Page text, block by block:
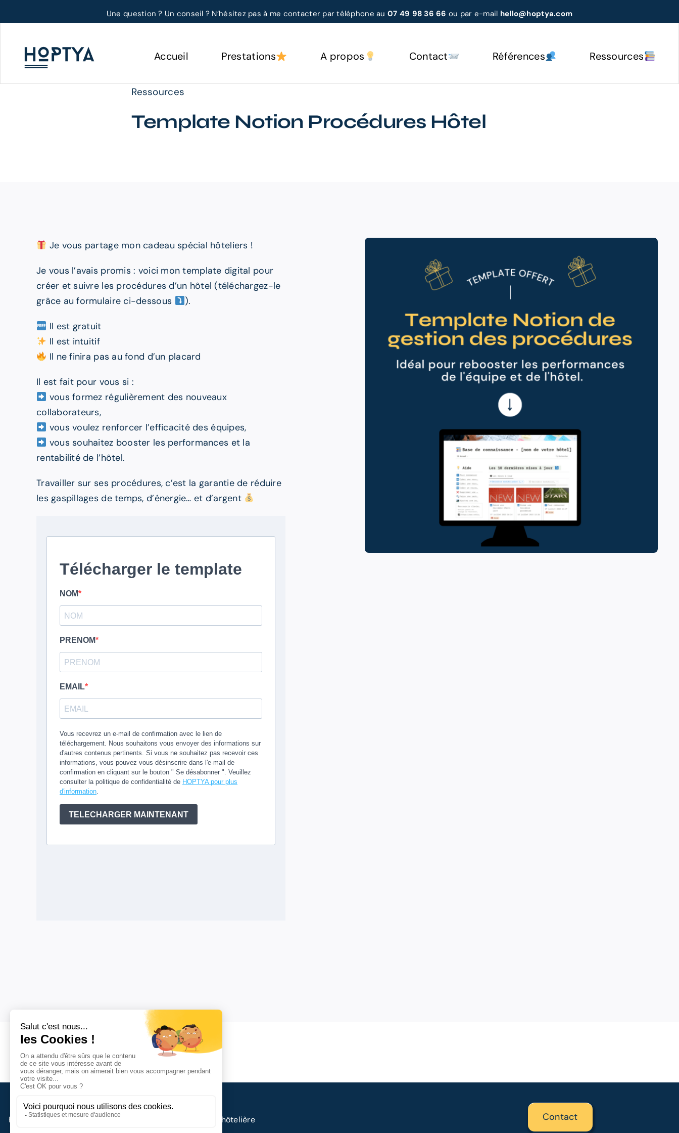
au
Une question ? Un conseil ? N’hésitez pas à me contacter par téléphone au 07 49 98 36 66 ou par e-mail hello@hoptya.com
Accueil Prestations A propos Contact Références Ressources
Ressources
Template Notion Procédures Hôtel
Je vous partage mon cadeau spécial hôteliers !
Je vous l’avais promis : voici mon template digital pour
créer et suivre les procédures d’un hôtel (téléchargez-le
grâce au formulaire ci-dessous
).
Il est gratuit
Il est intuitif
Il ne finira pas au fond d’un placard
Il est fait pour vous si :
vous formez régulièrement des nouveaux
collaborateurs,
vous voulez renforcer l’efficacité des équipes,
vous souhaitez booster les performances et la
rentabilité de l’hôtel.
Travailler sur ses procédures, c’est la garantie de réduire
les gaspillages de temps, d’énergie… et d’argent
HOPTYA – Conseil et accompagnement en exploitation hôtelière Contact